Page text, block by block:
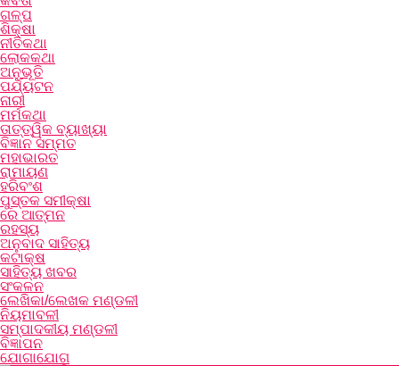
ଗଳ୍ପ
ଶିକ୍ଷା
ନୀତିକଥା
ଲୋକକଥା
ଅନୁଭୂତି
ପର୍ଯ୍ୟଟନ
ନାରୀ
ମର୍ମକଥା
ତାତ୍ତ୍ୱିକ ବ୍ୟାଖ୍ୟା
ବିଜ୍ଞାନ ସମ୍ମତ
ମହାଭାରତ
ରାମାୟଣ
ହରିବଂଶ
ପୁସ୍ତକ ସମୀକ୍ଷା
ରେ ଆତ୍ମନ
ରହସ୍ୟ
ଅନୁବାଦ ସାହିତ୍ୟ
କଟାକ୍ଷ
ସାହିତ୍ୟ ଖବର
ସଂକଳନ
ଲେଖିକା/ଲେଖକ ମଣ୍ଡଳୀ
ନିୟମାବଳୀ
ସମ୍ପାଦକୀୟ ମଣ୍ଡଳୀ
ବିଜ୍ଞାପନ
ଯୋଗାଯୋଗ